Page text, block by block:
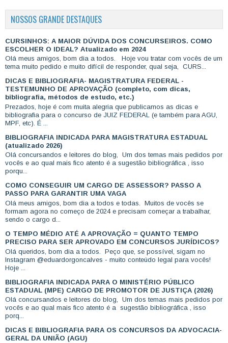
NOSSOS GRANDE DESTAQUES
CURSINHOS: A MAIOR DÚVIDA DOS CONCURSEIROS. COMO
ESCOLHER O IDEAL? Atualizado em 2024
Olá meus amigos, bom dia a todos. Hoje vou tratar com vocês de um
tema muito pedido e muito difícil de responder, qual seja, CURS...
DICAS E BIBLIOGRAFIA- MAGISTRATURA FEDERAL -
TESTEMUNHO DE APROVAÇÃO (completo, com dicas,
bibliografia, métodos de estudo, etc.)
Prezados, hoje é com muita alegria que publicamos as dicas e
bibliografia para o concurso de JUIZ FEDERAL (e também para AGU,
MPF, etc). É ...
BIBLIOGRAFIA INDICADA PARA MAGISTRATURA ESTADUAL
(atualizado 2026)
Olá concursandos e leitores do blog, Um dos temas mais pedidos por
vocês e ao qual mais fico atento é a sugestão bibliográfica , isso
porqu...
COMO CONSEGUIR UM CARGO DE ASSESSOR? PASSO A
PASSO PARA GARANTIR UMA VAGA
Olá meus amigos, bom dia a todos e todas. Muitos de vocês se
formam agora no começo de 2024 e precisam começar a trabalhar,
sendo o cargo d...
O TEMPO MÉDIO ATÉ A APROVAÇÃO = QUANTO TEMPO
PRECISO PARA SER APROVADO EM CONCURSOS JURÍDICOS?
Olá queridos, bom dia a todos. Peço que, se possível, sigam no
Instagram @eduardorgoncalves - muito conteúdo legal para vocês!
Hoje ...
BIBLIOGRAFIA INDICADA PARA O MINISTÉRIO PÚBLICO
ESTADUAL (MPE) CARGO DE PROMOTOR DE JUSTIÇA (2026)
Olá concursandos e leitores do blog, Um dos temas mais pedidos por
vocês e ao qual mais fico atento é a sugestão bibliográfica , isso
porq...
DICAS E BIBLIOGRAFIA PARA OS CONCURSOS DA ADVOCACIA-
GERAL DA UNIÃO (AGU)